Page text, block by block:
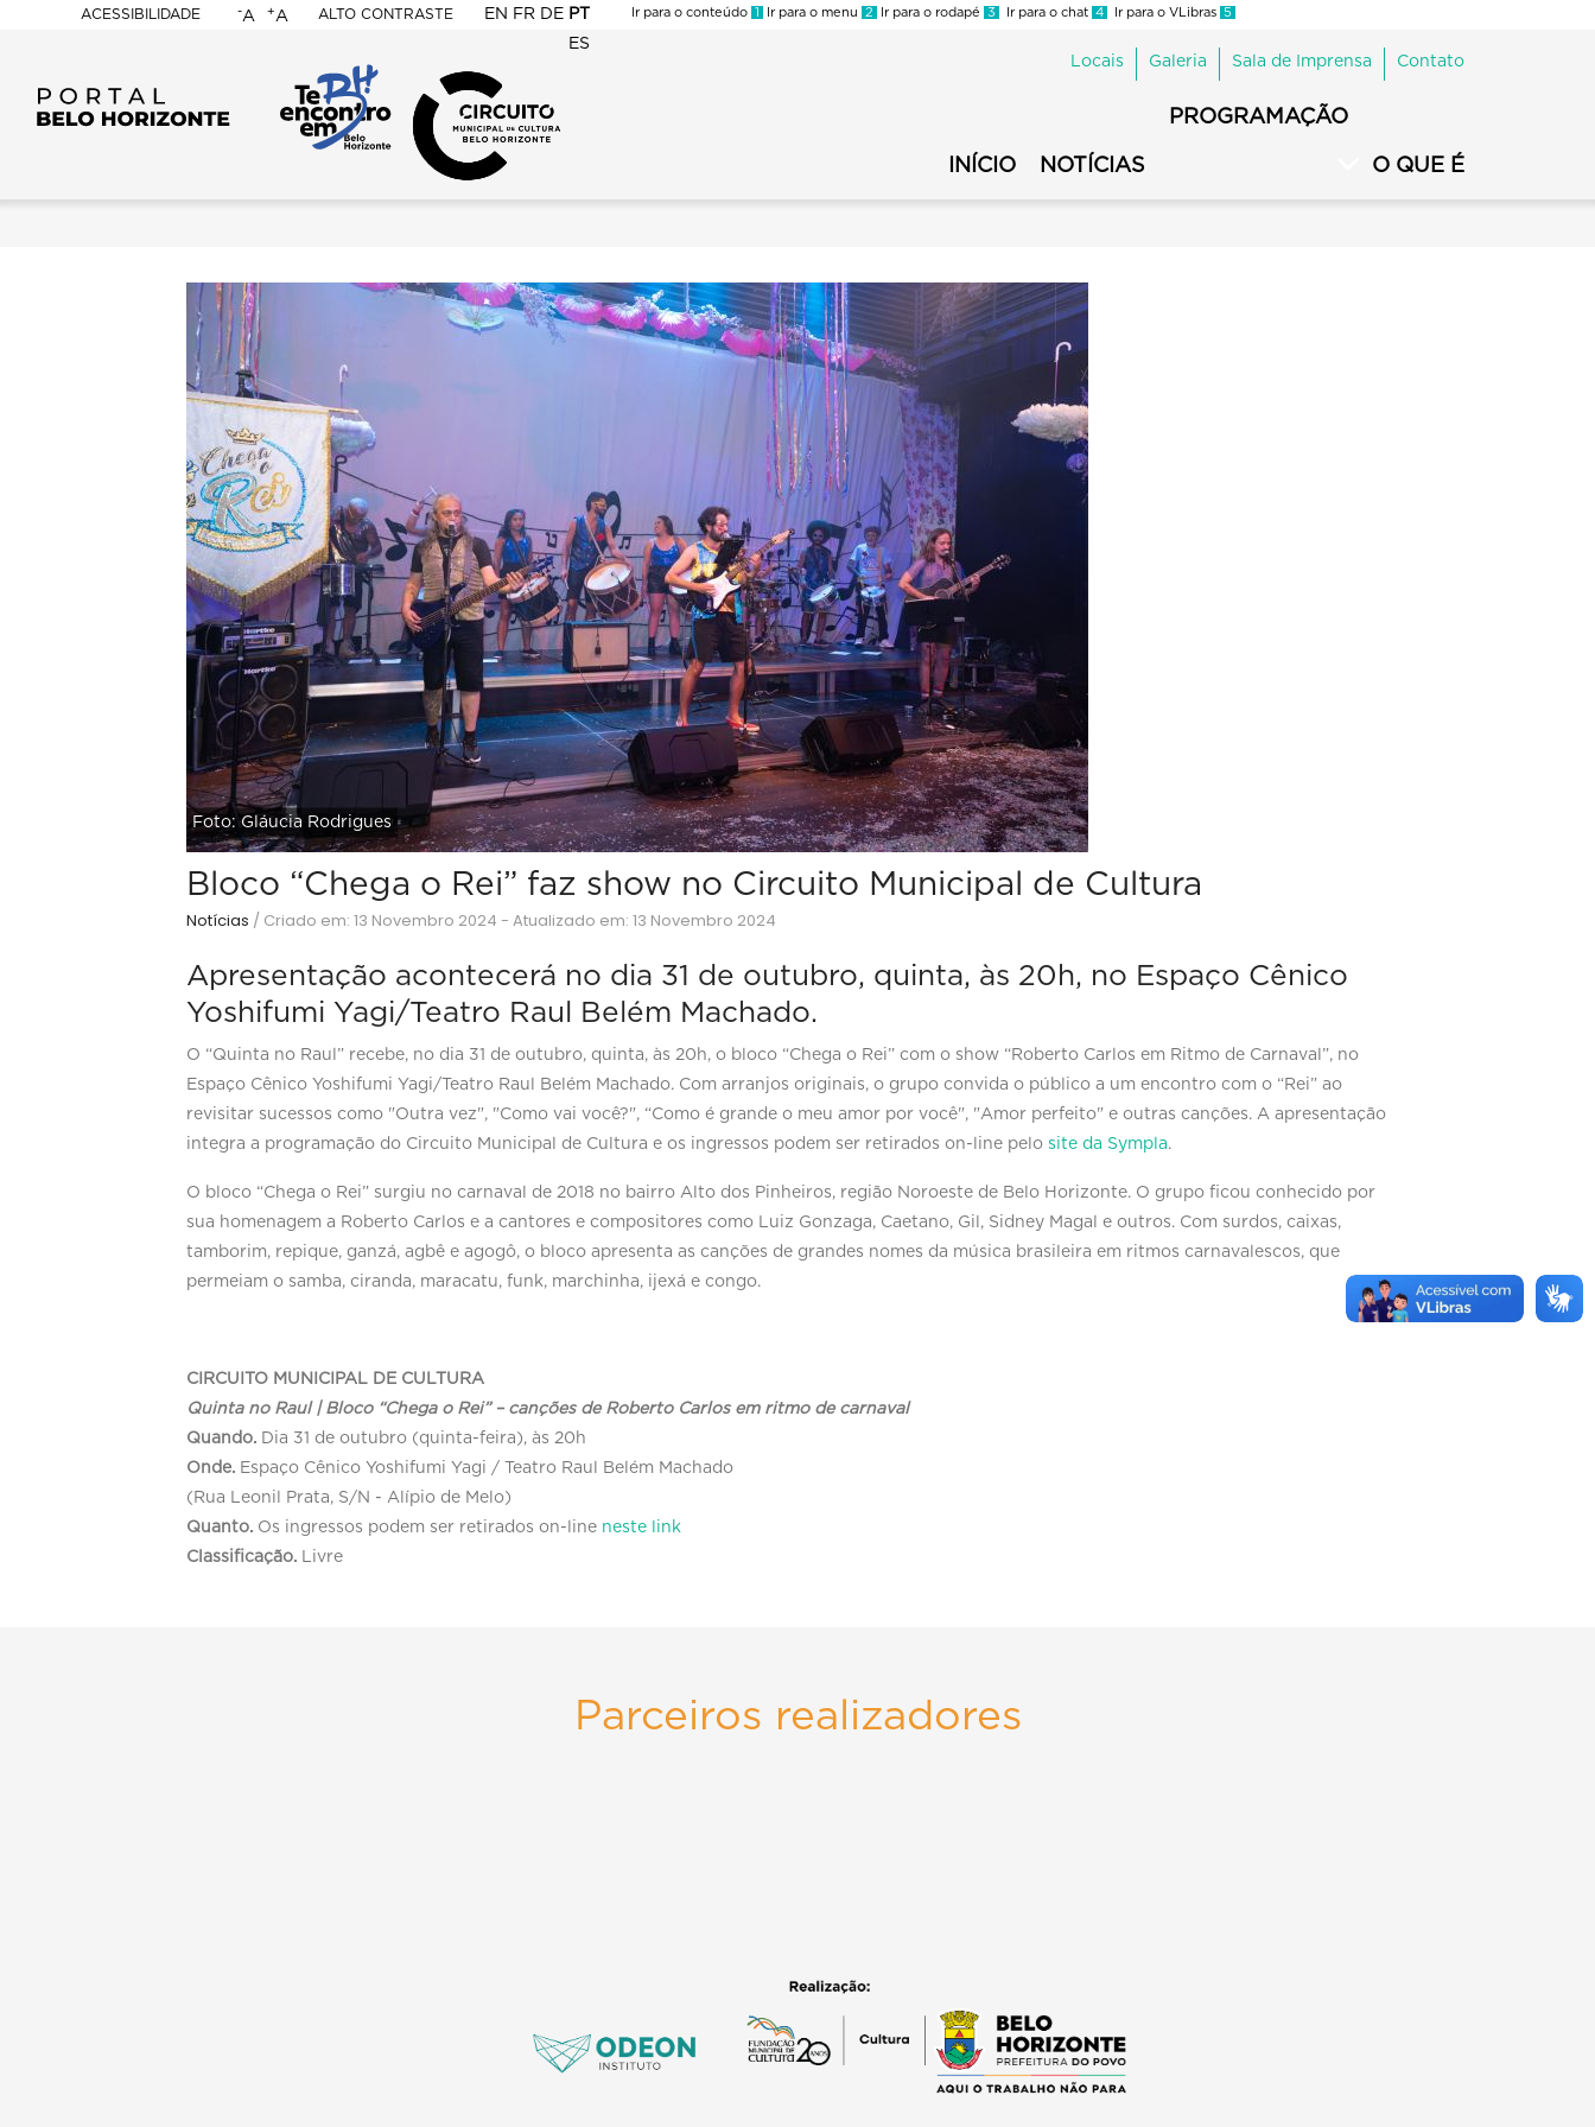
ACESSIBILIDADE
BELO
-A +A ALTO CONTRASTE EN FR DE PT
ES
Ir para o conteúdo 1 Ir para o menu 2 Ir para o rodapé 3 Ir para o chat 4 Ir para o VLibras 5
Municipal
Menu
Secundário
Locais Galeria Sala de Imprensa Contato
INÍCIO NOTÍCIAS
PROGRAMAÇÃO
O QUE É
Foto: Gláucia Rodrigues
Bloco “Chega o Rei” faz show no Circuito Municipal de Cultura
Notícias / Criado em: 13 Novembro 2024 - Atualizado em: 13 Novembro 2024
Apresentação acontecerá no dia 31 de outubro, quinta, às 20h, no Espaço Cênico
Yoshifumi Yagi/Teatro Raul Belém Machado.
O “Quinta no Raul” recebe, no dia 31 de outubro, quinta, às 20h, o bloco “Chega o Rei” com o show “Roberto Carlos em Ritmo de Carnaval”, no
Espaço Cênico Yoshifumi Yagi/Teatro Raul Belém Machado. Com arranjos originais, o grupo convida o público a um encontro com o “Rei” ao
revisitar sucessos como "Outra vez", "Como vai você?", “Como é grande o meu amor por você", "Amor perfeito" e outras canções. A apresentação
integra a programação do Circuito Municipal de Cultura e os ingressos podem ser retirados on-line pelosite da Sympla.
O bloco “Chega o Rei” surgiu no carnaval de 2018 no bairro Alto dos Pinheiros, região Noroeste de Belo Horizonte. O grupo ficou conhecido por
sua homenagem a Roberto Carlos e a cantores e compositores como Luiz Gonzaga, Caetano, Gil, Sidney Magal e outros. Com surdos, caixas,
tamborim, repique, ganzá, agbê e agogô, o bloco apresenta as canções de grandes nomes da música brasileira em ritmos carnavalescos, que
permeiam o samba, ciranda, maracatu, funk, marchinha, ijexá e congo.
CIRCUITO MUNICIPAL DE CULTURA
Quinta no Raul | Bloco “Chega o Rei” – canções de Roberto Carlos em ritmo de carnaval
Quando. Dia 31 de outubro (quinta-feira), às 20h
Onde. Espaço Cênico Yoshifumi Yagi / Teatro Raul Belém Machado
(Rua Leonil Prata, S/N - Alípio de Melo)
Quanto. Os ingressos podem ser retirados on-line neste link
Classificação. Livre
Parceiros realizadores